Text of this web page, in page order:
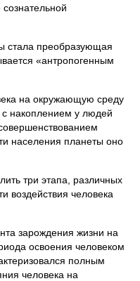
стала преобразующая
«антропогенным
на окружающую среду
накоплением у людей
населения планеты оно
три этапа, различных
воздействия человека
зарождения жизни на
освоения человеком
полным
человека на